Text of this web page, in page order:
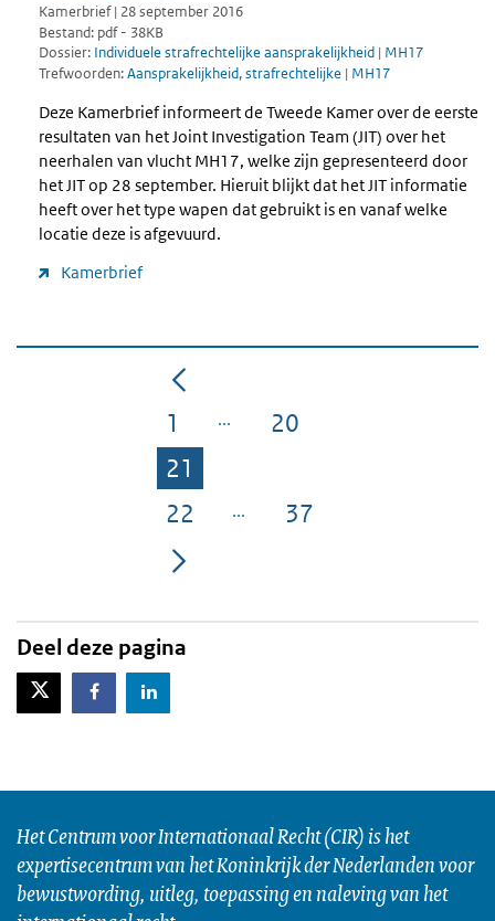
Kamerbrief | 28 september 2016
Bestand: pdf - 38KB
Dossier: Individuele strafrechtelijke aansprakelijkheid | MH17
Trefwoorden:Aansprakelijkheid, strafrechtelijke | MH17
Deze Kamerbrief informeert de Tweede Kamer over de eerste
resultaten van het Joint Investigation Team (JIT) over het
neerhalen van vlucht MH17, welke zijn gepresenteerd door
het JIT op 28 september. Hieruit blijkt dat het JIT informatie
heeft over het type wapen dat gebruikt is en vanaf welke
locatie deze is afgevuurd.
Kamerbrief
Pagina
1 Pagina
20
Pagina
21
Pagina
22 Pagina
37
Deel deze pagina
X-TwitterFacebookLinkedIn
Het Centrum voor Internationaal Recht (CIR) is het
expertisecentrum van het Koninkrijk der Nederlanden voor
bewustwording, uitleg, toepassing en naleving van het